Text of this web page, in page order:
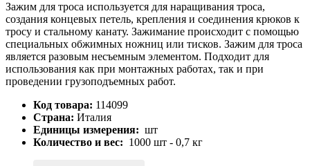
Зажим для троса используется для наращивания троса,
создания концевых петель, крепления и соединения крюков к
тросу и стальному канату. Зажимание происходит с помощью
специальных обжимных ножниц или тисков. Зажим для троса
является разовым несъемным элементом. Подходит для
использования как при монтажных работах, так и при
проведении грузоподъемных работ.
Код товара: 114099
Страна: Италия
Единицы измерения: шт
Количество и вес: 1000 шт - 0,7 кг